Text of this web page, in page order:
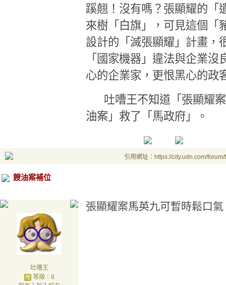
蹊翹！沒有嗎？張顯耀的「
來樹「白旗」，可見這個「
設計的「滅張顯耀」計畫，
「國家機器」違法與企業
心的企業家，更恨黑心的政
吐嘈王不知道「張顯耀
油案」救了「馬政府」。
引用網址：https://city.udn.com/
餿油案補位
吐嘈王
等級：8
張顯耀案馬英九可暫時鬆口